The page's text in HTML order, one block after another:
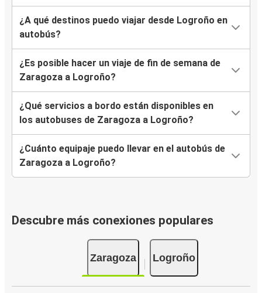
¿A qué destinos puedo viajar desde Logroño en
autobús?
¿Es posible hacer un viaje de fin de semana de
Zaragoza a Logroño?
¿Qué servicios a bordo están disponibles en
los autobuses de Zaragoza a Logroño?
¿Cuánto equipaje puedo llevar en el autobús de
Zaragoza a Logroño?
Descubre más conexiones populares
Zaragoza Logroño